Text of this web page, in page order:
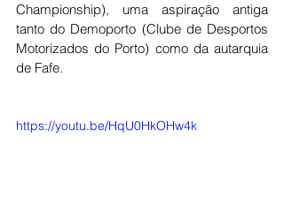
Championship), uma aspiração antiga
tanto do Demoporto (Clube de Desportos
Motorizados do Porto) como da autarquia
de Fafe.
https://youtu.be/HqU0HkOHw4k